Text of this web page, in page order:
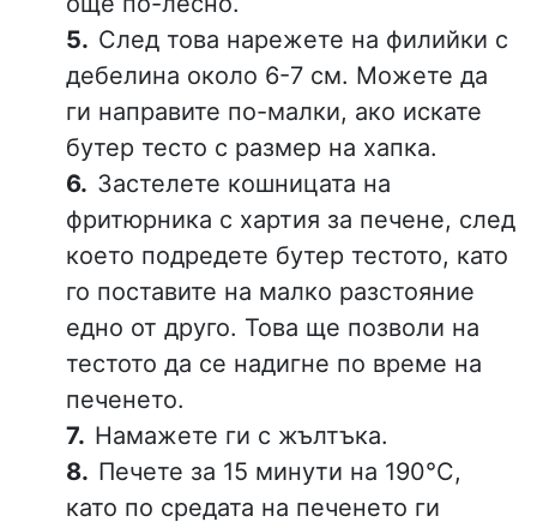
След това нарежете на филийки с
дебелина около 6-7 см. Можете да
ги направите по-малки, ако искате
бутер тесто с размер на хапка.
Застелете кошницата на
фритюрника с хартия за печене, след
което подредете бутер тестото, като
го поставите на малко разстояние
едно от друго. Това ще позволи на
тестото да се надигне по време на
печенето.
Намажете ги с жълтъка.
Печете за 15 минути на 190°C,
като по средата на печенето ги